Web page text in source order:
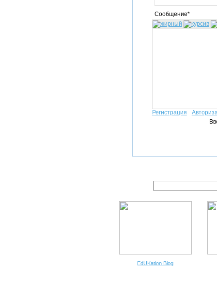
Сообщение*
Регистрация
EdUKation Blog